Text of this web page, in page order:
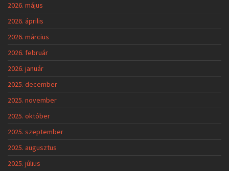
2026. május
2026. április
2026. március
2026. február
2026. január
2025. december
2025. november
2025. október
2025. szeptember
2025. augusztus
2025. július